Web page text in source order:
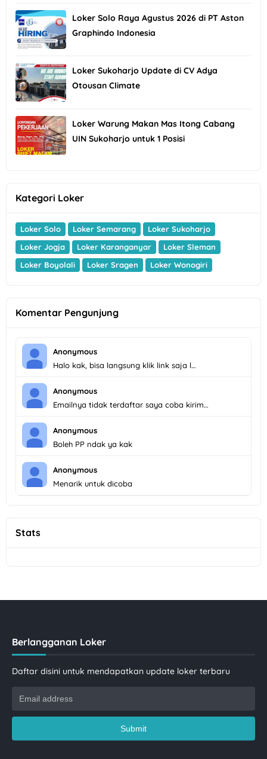
Loker Solo Raya Agustus 2026 di PT Aston
Graphindo Indonesia
Loker Sukoharjo Update di CV Adya
Otousan Climate
Loker Warung Makan Mas Itong Cabang
UIN Sukoharjo untuk 1 Posisi
Kategori Loker
Loker Solo Loker Semarang
Loker Sukoharjo
Loker Jogja
Loker Karanganyar
Loker Sleman
Loker Boyolali
Loker Sragen Loker Wonogiri
Komentar Pengunjung
Anonymous
Halo kak, bisa langsung klik link saja l…
Anonymous
Emailnya tidak terdaftar saya coba kirim…
Anonymous
Boleh PP ndak ya kak
Anonymous
Menarik untuk dicoba
Stats
Berlangganan Loker
Daftar disini untuk mendapatkan update loker terbaru